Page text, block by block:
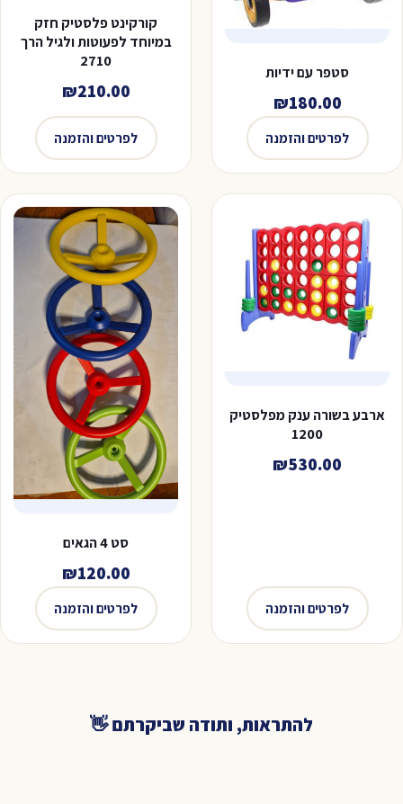
סטפר עם ידיות
₪180.00
לפרטים והזמנה
קורקינט פלסטיק חזק
במיוחד לפעוטות ולגיל הרך
2710
₪210.00
לפרטים והזמנה
ארבע בשורה ענק מפלסטיק
1200
₪530.00
לפרטים והזמנה
סט 4 הגאים
₪120.00
לפרטים והזמנה
להתראות, ותודה שביקרתם 👋